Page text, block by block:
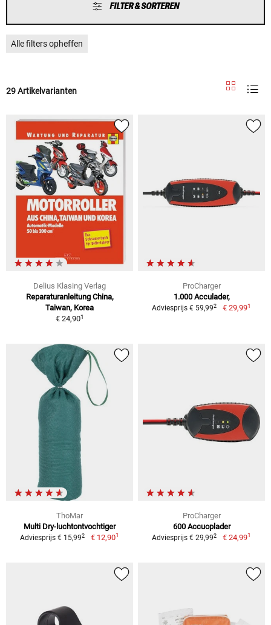
FILTER & SORTEREN
Alle filters opheffen
29 Artikelvarianten
Delius Klasing Verlag
Reparaturanleitung China,
Taiwan, Korea
€ 24,901
ProCharger
1.000 Acculader,
Adviesprijs € 59,992 € 29,991
ThoMar
Multi Dry-luchtontvochtiger
Adviesprijs € 15,992 € 12,901
ProCharger
600 Accuoplader
Adviesprijs € 29,992 € 24,991